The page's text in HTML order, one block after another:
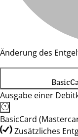
Änderung des
Ausgabe einer
BasicCard
Zusätzliches